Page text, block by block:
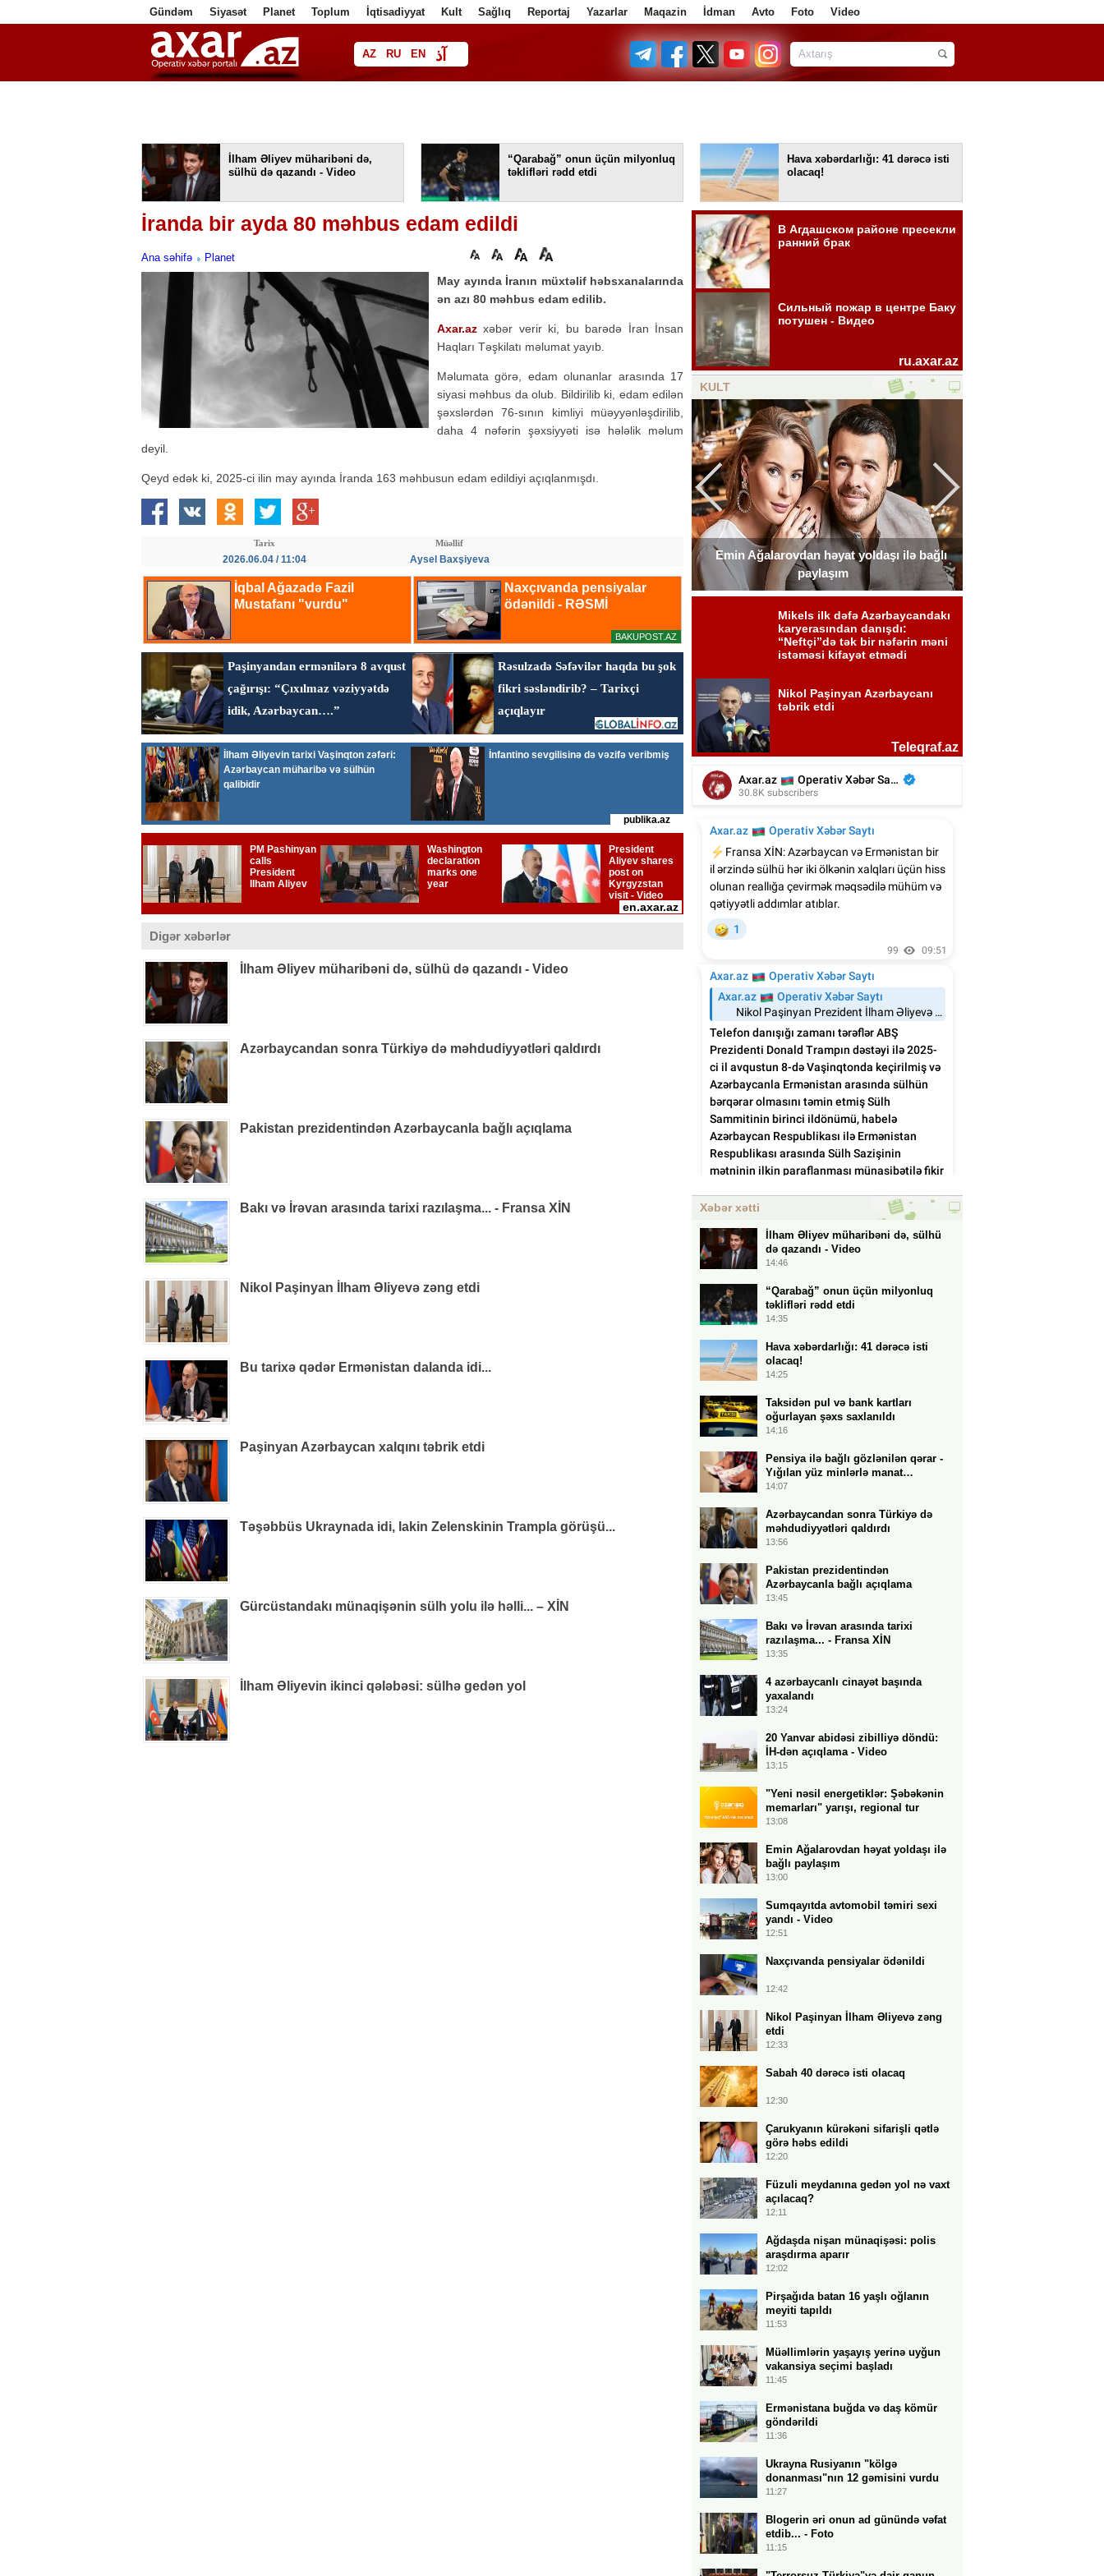
Gündəm Siyasət Planet Toplum İqtisadiyyat Kult Sağlıq Reportaj Yazarlar Maqazin İdman Avto Foto Video
AZ RU EN آذ
فا
İlham Əliyev müharibəni də,
sülhü də qazandı - Video
“Qarabağ” onun üçün milyonluq
təklifləri rədd etdi
Hava xəbərdarlığı: 41 dərəcə isti
olacaq!
İranda bir ayda 80 məhbus edam edildi
Ana səhifə Planet
May ayında İranın müxtəlif həbsxanalarında
ən azı 80 məhbus edam edilib.
Axar.az xəbər verir ki, bu barədə İran İnsan
Haqları Təşkilatı məlumat yayıb.
Məlumata görə, edam olunanlar arasında 17
siyasi məhbus da olub. Bildirilib ki, edam edilən
şəxslərdən 76-sının kimliyi müəyyənləşdirilib,
daha 4 nəfərin şəxsiyyəti isə hələlik məlum
deyil.
Qeyd edək ki, 2025-ci ilin may ayında İranda 163 məhbusun edam edildiyi açıqlanmışdı.
Tarix
2026.06.04 / 11:04
Müəllif
Aysel Baxşiyeva
Digər xəbərlər
İlham Əliyev müharibəni də, sülhü də qazandı - Video
Azərbaycandan sonra Türkiyə də məhdudiyyətləri qaldırdı
Pakistan prezidentindən Azərbaycanla bağlı açıqlama
Bakı və İrəvan arasında tarixi razılaşma... - Fransa XİN
Nikol Paşinyan İlham Əliyevə zəng etdi
Bu tarixə qədər Ermənistan dalanda idi...
Paşinyan Azərbaycan xalqını təbrik etdi
Təşəbbüs Ukraynada idi, lakin Zelenskinin Trampla görüşü...
Gürcüstandakı münaqişənin sülh yolu ilə həlli... – XİN
İlham Əliyevin ikinci qələbəsi: sülhə gedən yol
KULT
Elşad Xosenin ölüm xəbəri yayıldı
Emin Ağalarovdan həyat yoldaşı ilə bağlı
paylaşım
Elşad Xosenin ölüm xəbəri yayıldı
Emin Ağalarovdan həyat yoldaşı ilə bağlı
Xəbər xətti
İlham Əliyev müharibəni də, sülhü
də qazandı - Video
14:46
“Qarabağ” onun üçün milyonluq
təklifləri rədd etdi
14:35
Hava xəbərdarlığı: 41 dərəcə isti
olacaq!
14:25
Taksidən pul və bank kartları
oğurlayan şəxs saxlanıldı
14:16
Pensiya ilə bağlı gözlənilən qərar -
Yığılan yüz minlərlə manat…
14:07
Azərbaycandan sonra Türkiyə də
məhdudiyyətləri qaldırdı
13:56
Pakistan prezidentindən
Azərbaycanla bağlı açıqlama
13:45
Bakı və İrəvan arasında tarixi
razılaşma... - Fransa XİN
13:35
4 azərbaycanlı cinayət başında
yaxalandı
13:24
20 Yanvar abidəsi zibilliyə döndü:
İH-dən açıqlama - Video
13:15
"Yeni nəsil energetiklər: Şəbəkənin
memarları" yarışı, regional tur
13:08
Emin Ağalarovdan həyat yoldaşı ilə
bağlı paylaşım
13:00
Sumqayıtda avtomobil təmiri sexi
yandı - Video
12:51
Naxçıvanda pensiyalar ödənildi
12:42
Nikol Paşinyan İlham Əliyevə zəng
etdi
12:33
Sabah 40 dərəcə isti olacaq
12:30
Çarukyanın kürəkəni sifarişli qətlə
görə həbs edildi
12:20
Füzuli meydanına gedən yol nə vaxt
açılacaq?
12:11
Ağdaşda nişan münaqişəsi: polis
araşdırma aparır
12:02
Pirşağıda batan 16 yaşlı oğlanın
meyiti tapıldı
11:53
Müəllimlərin yaşayış yerinə uyğun
vakansiya seçimi başladı
11:45
Ermənistana buğda və daş kömür
göndərildi
11:36
Ukrayna Rusiyanın "kölgə
donanması"nın 12 gəmisini vurdu
11:27
Blogerin əri onun ad günündə vəfat
etdib... - Foto
11:15